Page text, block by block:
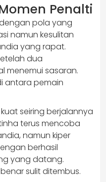
Penalti
pola yang
namun kesulitan
yang rapat.
dua
menemui sasaran.
antara pemain
seiring berjalannya
terus mencoba
namun kiper
berhasil
yang datang.
sulit ditembus.